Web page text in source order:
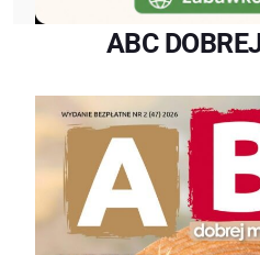
ABC